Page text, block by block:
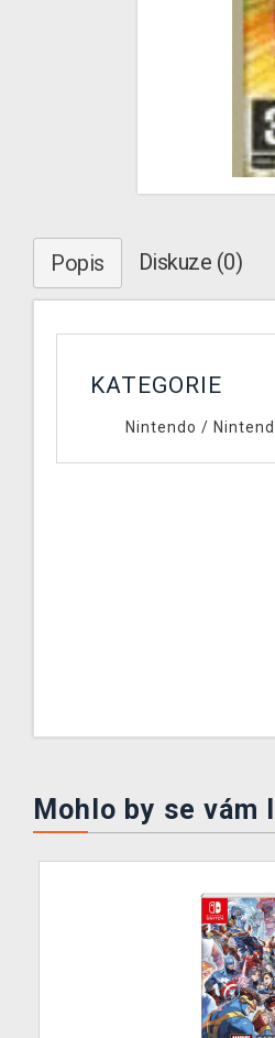
Popis Diskuze (0)
KATEGORIE
Nintendo /
Mohlo by se vám